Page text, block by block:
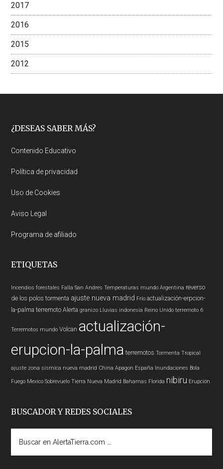
2017
2016
2015
2012
Footer
¿DESEAS SABER MÁS?
Contenido Educativo
Política de privacidad
Uso de Cookies
Aviso Legal
Programa de afiliado
ETIQUETAS
Incendios forestales Falla San Andres Temperaturas mundo Argentina reverso
de los polos tormenta ajuste nueva madrid Frío actualización-erpcion-
la-palma terremoto Alerta granizo Lluvias indonesia Reino Unido terremoto 6
Terremotos mundo Volcan actualización-
erupcion-la-palma terremotos Tormenta Tropical
ajuste zona sísmica nueva madrid China Apagon España Inundaciones Bola
Fuego Mexico Sobrevuelo Tierra Nueva Madrid Bahamas Florida nibiru Erupción
BUSCADOR Y REDES SOCIALES
AlertaTierra.com